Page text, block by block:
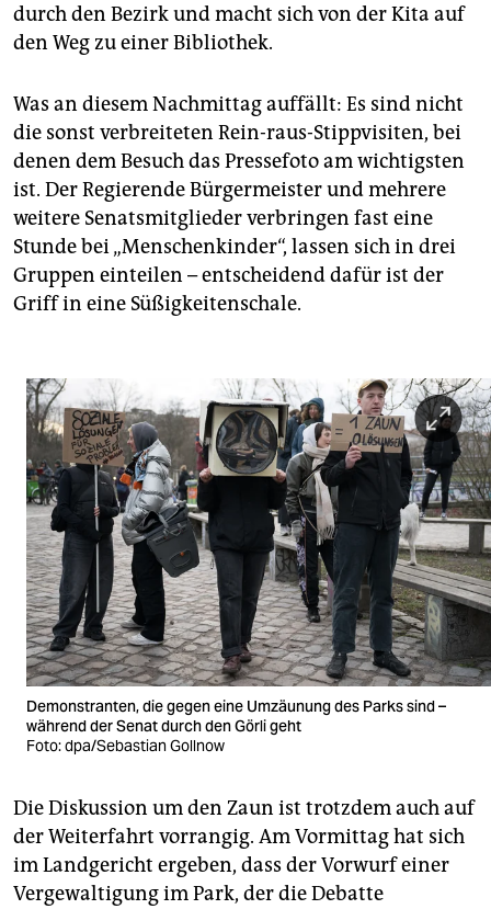
durch den Bezirk und macht sich von der Kita auf
den Weg zu einer Bibliothek.
Was an diesem Nachmittag auffällt: Es sind nicht
die sonst verbreiteten Rein-raus-Stippvisiten, bei
denen dem Besuch das Pressefoto am wichtigsten
ist. Der Regierende Bürgermeister und mehrere
weitere Senatsmitglieder verbringen fast eine
Stunde bei „Menschenkinder“, lassen sich in drei
Gruppen einteilen – entscheidend dafür ist der
Griff in eine Süßigkeitenschale.
Demonstranten, die gegen eine Umzäunung des Parks sind –
während der Senat durch den Görli geht
Foto: dpa/Sebastian Gollnow
Die Diskussion um den Zaun ist trotzdem auch auf
der Weiterfahrt vorrangig. Am Vormittag hat sich
im Landgericht ergeben, dass der Vorwurf einer
Vergewaltigung im Park, der die Debatte